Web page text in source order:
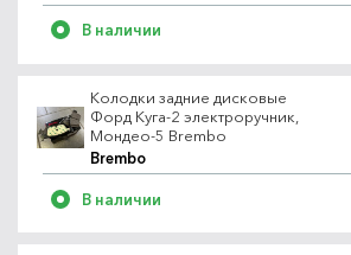
В наличии
Колодки задние дисковые
Форд Куга-2 электроручник,
Мондео-5 Brembo
Brembo
В наличии